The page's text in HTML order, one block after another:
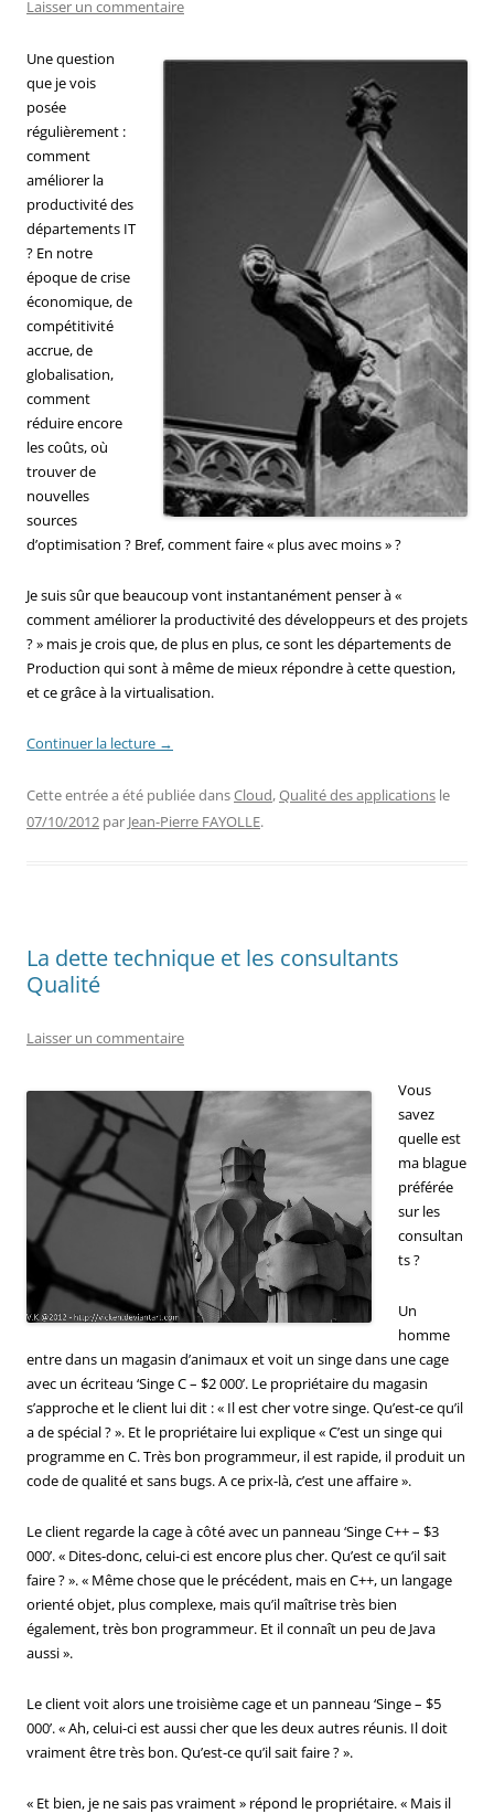
Laisser un commentaire
Une question
que je vois
posée
régulièrement :
comment
améliorer la
productivité des
départements IT
? En notre
époque de crise
économique, de
compétitivité
accrue, de
globalisation,
comment
réduire encore
les coûts, où
trouver de
nouvelles
sources
d’optimisation ? Bref, comment faire « plus avec moins » ?
Je suis sûr que beaucoup vont instantanément penser à «
comment améliorer la productivité des développeurs et des projets
? » mais je crois que, de plus en plus, ce sont les départements de
Production qui sont à même de mieux répondre à cette question,
et ce grâce à la virtualisation.
Continuer la lecture →
Cette entrée a été publiée dansCloud,Qualité des applications le
07/10/2012 par Jean-Pierre FAYOLLE.
La dette technique et les consultants
Qualité
Laisser un commentaire
Vous
savez
quelle est
ma blague
préférée
sur les
consultan
ts ?
Un
homme
entre dans un magasin d’animaux et voit un singe dans une cage
avec un écriteau ‘Singe C – $2 000’. Le propriétaire du magasin
s’approche et le client lui dit : « Il est cher votre singe. Qu’est-ce qu’il
a de spécial ? ». Et le propriétaire lui explique « C’est un singe qui
programme en C. Très bon programmeur, il est rapide, il produit un
code de qualité et sans bugs. A ce prix-là, c’est une affaire ».
Le client regarde la cage à côté avec un panneau ‘Singe C++ – $3
000’. « Dites-donc, celui-ci est encore plus cher. Qu’est ce qu’il sait
faire ? ». « Même chose que le précédent, mais en C++, un langage
orienté objet, plus complexe, mais qu’il maîtrise très bien
également, très bon programmeur. Et il connaît un peu de Java
aussi ».
Le client voit alors une troisième cage et un panneau ‘Singe – $5
000’. « Ah, celui-ci est aussi cher que les deux autres réunis. Il doit
vraiment être très bon. Qu’est-ce qu’il sait faire ? ».
« Et bien, je ne sais pas vraiment » répond le propriétaire. « Mais il